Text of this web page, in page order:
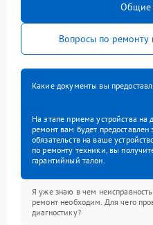
Общие
Вопросы по
Какие документы вы
На этапе приема устройства
ремонт вам будет
обязательств на ваше
по ремонту техники, вы
гарантийный талон.
Я уже знаю в чем
ремонт необходим. Для чего
диагностику?